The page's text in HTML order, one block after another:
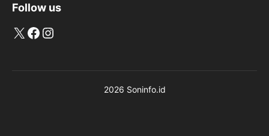
Follow us
X Facebook
Instagram
2026 Soninfo.id